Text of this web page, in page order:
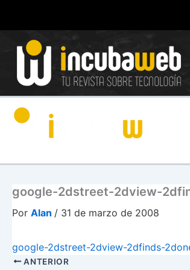
contenido
google-2dstreet-2dview-
Por Alan / 31 de marzo de 2008
google-2dstreet-2dview-2dfinds-
ANTERIOR